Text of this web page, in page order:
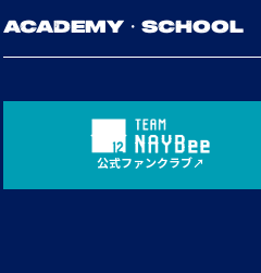
ACADEMY・SCHOOL
公式ファンクラブ